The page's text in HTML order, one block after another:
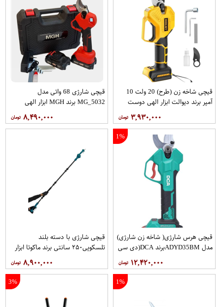
قیچی شاخه زن (طرح) 20 ولت 10
آمپر برند دیوالت ابزار الهی دوست
۳,۹۳۰,۰۰۰
قیچی شارژی 68 واتی مدل
MG_5032 برند MGH ابزار الهی
۸,۴۹۰,۰۰۰
1%
قیچی هرس شارژی( شاخه‌ زن شارژی)
مدل ADYD35BMبرند DCA(دی سی
۱۲,۴۲۰,۰۰۰
قیچی شارژی با دسته بلند
تلسکوپی۲۵۰ سانتی برند ماکوتا ابزار
۸,۹۰۰,۰۰۰
1%
3%